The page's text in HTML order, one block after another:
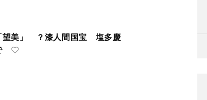
美」 ？漆人間国宝 塩多慶